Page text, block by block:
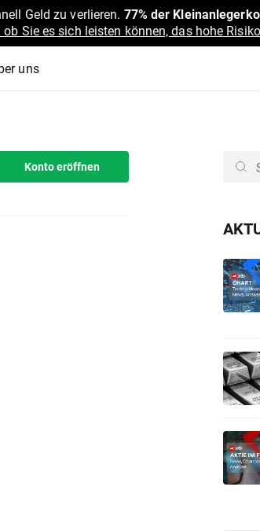
Geld zu verlieren. 77% der
Sie es sich leisten können, das hohe
uns
Konto eröffnen